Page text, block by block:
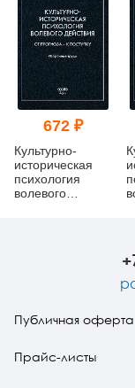
672 ₽
Культурно-
историческая
психология
волевого
Публичная оферта
Прайс-листы